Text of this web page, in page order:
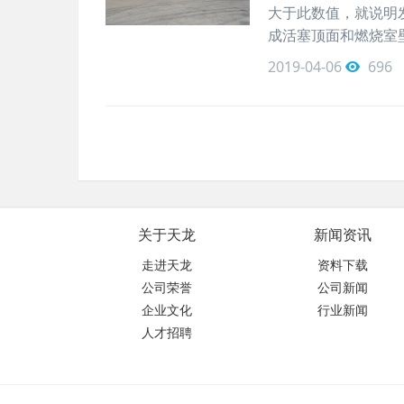
大于此数值，就说
成活塞顶面和燃烧
2019-04-06
696
关于天龙
走进天龙
公司荣誉
企业文化
人才招聘
新闻资讯
资料下载
公司新闻
行业新闻